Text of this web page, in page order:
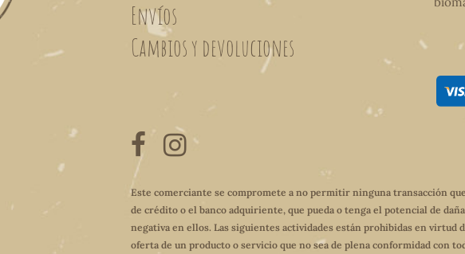
Envíos
Cambios y devoluciones
Este comerciante se compromete a no permitir ninguna transacción
de crédito o el banco adquiriente, que pueda o tenga el potencial de
negativa en ellos. Las siguientes actividades están prohibidas en virtud
oferta de un producto o servicio que no sea de plena conformidad con